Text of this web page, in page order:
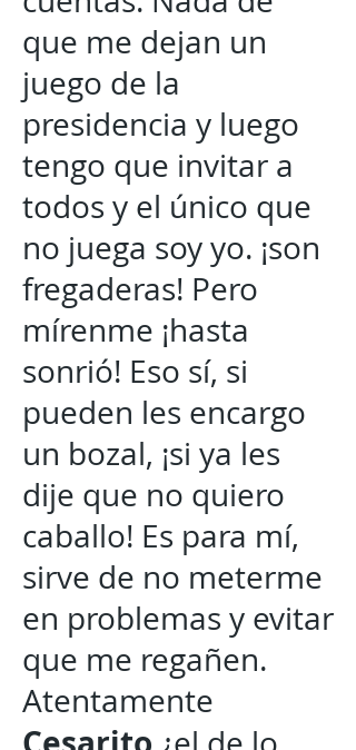
que me dejan un
juego de la
presidencia y luego
tengo que invitar a
todos y el único que
no juega soy yo. ¡son
fregaderas! Pero
mírenme ¡hasta
sonrió! Eso sí, si
pueden les encargo
un bozal, ¡si ya les
dije que no quiero
caballo! Es para mí,
sirve de no meterme
en problemas y evitar
que me regañen.
Atentamente